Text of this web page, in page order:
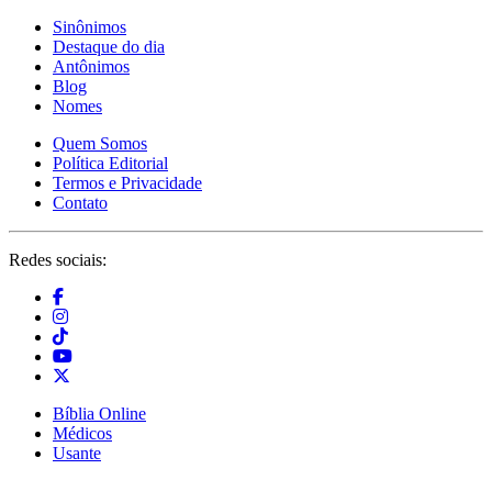
Sinônimos
Destaque do dia
Antônimos
Blog
Nomes
Quem Somos
Política Editorial
Termos e Privacidade
Contato
Redes sociais:
Bíblia Online
Médicos
Usante